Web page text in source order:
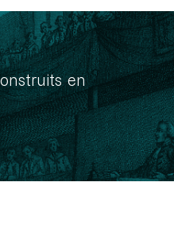
en